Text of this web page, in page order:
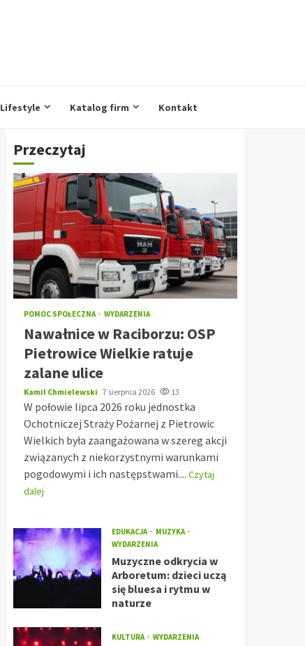
Lifestyle Katalog firm Kontakt
Przeczytaj
POMOC SPOŁECZNA WYDARZENIA
Nawałnice w Raciborzu: OSP
Pietrowice Wielkie ratuje
zalane ulice
Kamil Chmielewski 7 sierpnia 2026 13
W połowie lipca 2026 roku jednostka
Ochotniczej Straży Pożarnej z Pietrowic
Wielkich była zaangażowana w szereg akcji
związanych z niekorzystnymi warunkami
pogodowymi i ich następstwami.... Czytaj
dalej
EDUKACJA
MUZYKA
WYDARZENIA
Muzyczne odkrycia w
Arboretum: dzieci uczą
się bluesa i rytmu w
naturze
KULTURA WYDARZENIA